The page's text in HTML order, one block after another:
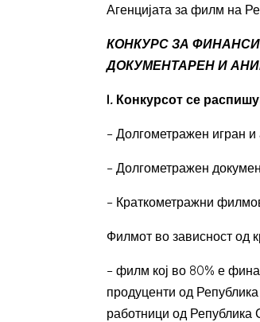
Агенцијата за филм на
КОНКУРС ЗА
ДОКУМЕНТАРЕН И
I. Конкурсот се
– Долгометражен игран
– Долгометражен
– Краткометражни
Филмот во зависност од
– филм кој во 80% е
продуценти од
работници од Република